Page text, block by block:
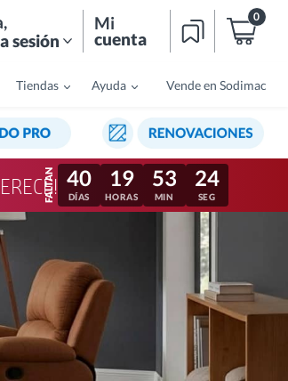
,
sesión
Mi
cuenta
0
Tiendas Ayuda Vende en Sodimac
40
DÍAS
19
HORAS
53
MIN
21
SEG